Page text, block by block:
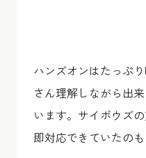
ハンズオンはたっぷ
さん理解しながら出
います。サイボウズ
即対応できていたの